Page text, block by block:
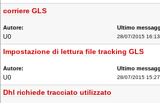
corriere GLS
U0 28/07/2015 16:13
Impostazione di lettura file tracking GLS
U0 28/07/2015 15:27
Dhl richiede tracciato utilizzato